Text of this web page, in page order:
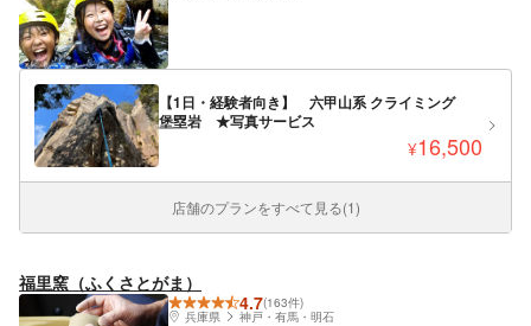
【1日・経験者向き】 六甲山系 クライミング
堡塁岩 ★写真サービス
¥16,500
店舗のプランをすべて見る(1)
福里窯（ふくさとがま）
4.7(163件)
兵庫県
神戸・有馬・明石